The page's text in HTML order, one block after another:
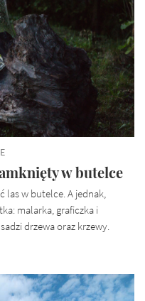
w butelce
las w butelce. A jednak,
malarka, graficzka i
drzewa oraz krzewy.